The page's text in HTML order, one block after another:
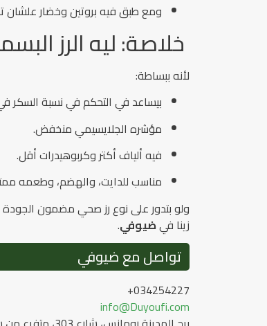
ومع طبق فيه بروتين وخضار علشان
خلاصة: ليه الرز
لأنه ببساطة:
بيساعد في التحكم في نسبة السكر
مؤشره الجلايسيمي منخفض.
فيه ألياف أكتر وكربوهيدرات أقل.
مناسب للدايت، والهضم، وطعمه
ولو بتدور على نوع رز صحي مضمون
زينا فيضيوفي.
تواصل مع ضيوفي
034254227+
info@Duyoufi.com